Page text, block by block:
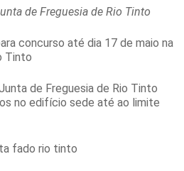
de Freguesia de Rio Tinto
concurso até dia 17 de maio na
Tinto
de Freguesia de Rio Tinto
no edifício sede até ao limite